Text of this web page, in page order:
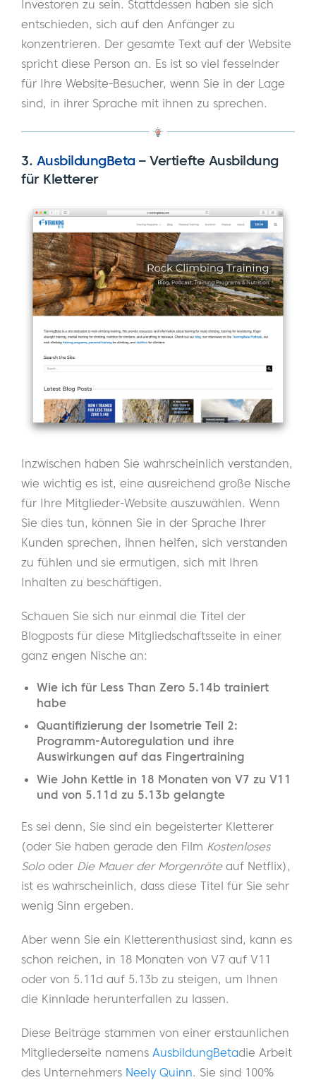
Investoren zu sein. Stattdessen haben sie sich
entschieden, sich auf den Anfänger zu
konzentrieren. Der gesamte Text auf der Website
spricht diese Person an. Es ist so viel fesselnder
für Ihre Website-Besucher, wenn Sie in der Lage
sind, in ihrer Sprache mit ihnen zu sprechen.
3. AusbildungBeta–Vertiefte Ausbildung
für Kletterer
Inzwischen haben Sie wahrscheinlich verstanden,
wie wichtig es ist, eine ausreichend große Nische
für Ihre Mitglieder-Website auszuwählen. Wenn
Sie dies tun, können Sie in der Sprache Ihrer
Kunden sprechen, ihnen helfen, sich verstanden
zu fühlen und sie ermutigen, sich mit Ihren
Inhalten zu beschäftigen.
Schauen Sie sich nur einmal die Titel der
Blogposts für diese Mitgliedschaftsseite in einer
ganz engen Nische an:
Wie ich für Less Than Zero 5.14b trainiert
habe
Quantifizierung der Isometrie Teil 2:
Programm-Autoregulation und ihre
Auswirkungen auf das Fingertraining
Wie John Kettle in 18 Monaten von V7 zu V11
und von 5.11d zu 5.13b gelangte
Es sei denn, Sie sind ein begeisterter Kletterer
(oder Sie haben gerade den Film Kostenloses
Solooder Die Mauer der Morgenröteauf Netflix),
ist es wahrscheinlich, dass diese Titel für Sie sehr
wenig Sinn ergeben.
Aber wenn Sie ein Kletterenthusiast sind, kann es
schon reichen, in 18 Monaten von V7 auf V11
oder von 5.11d auf 5.13b zu steigen, um Ihnen
die Kinnlade herunterfallen zu lassen.
Diese Beiträge stammen von einer erstaunlichen
Mitgliederseite namens AusbildungBetadie Arbeit
des Unternehmers Neely Quinn. Sie sind 100%